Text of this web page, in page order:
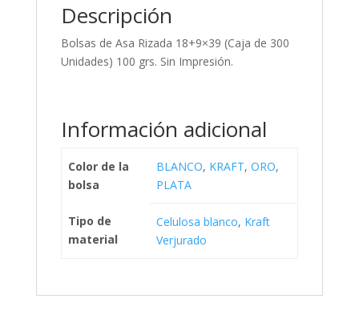
Descripción
Bolsas de Asa Rizada 18+9×39 (Caja de 300
Unidades) 100 grs. Sin Impresión.
Información adicional
Color de la
bolsa
BLANCO, KRAFT, ORO,
PLATA
Tipo de
material
Celulosa blanco, Kraft
Verjurado